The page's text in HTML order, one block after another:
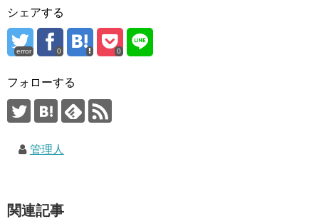
シェアする
error 0 0
フォローする
管理人
関連記事